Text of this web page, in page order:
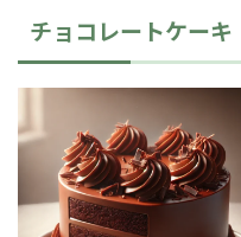
チョコレートケーキ